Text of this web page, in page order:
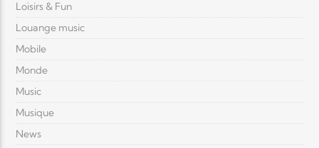
Loisirs & Fun
Louange music
Mobile
Monde
Music
Musique
News